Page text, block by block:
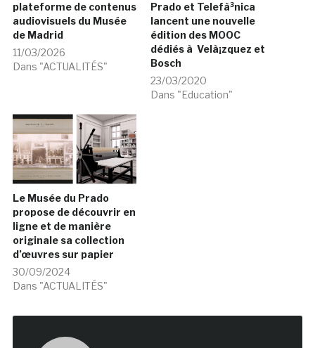
plateforme de contenus
audiovisuels du Musée
de Madrid
11/03/2026
Dans "ACTUALITÉS"
Prado et Telefà³nica
lancent une nouvelle
édition des MOOC
dédiés à Velà¡zquez et
Bosch
23/03/2020
Dans "Education"
Le Musée du Prado
propose de découvrir en
ligne et de manière
originale sa collection
d’œuvres sur papier
30/09/2024
Dans "ACTUALITÉS"